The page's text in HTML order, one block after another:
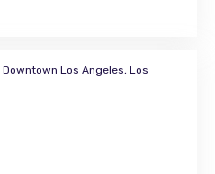
Los Angeles, Los